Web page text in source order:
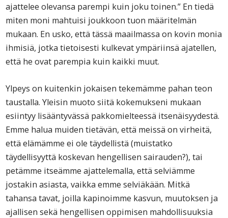
ajattelee olevansa parempi kuin joku toinen.” En tiedä
miten moni mahtuisi joukkoon tuon määritelmän
mukaan. En usko, että tässä maailmassa on kovin monia
ihmisiä, jotka tietoisesti kulkevat ympäriinsä ajatellen,
että he ovat parempia kuin kaikki muut.
Ylpeys on kuitenkin jokaisen tekemämme pahan teon
taustalla. Yleisin muoto siitä kokemukseni mukaan
esiintyy lisääntyvässä pakkomielteessä itsenäisyydestä.
Emme halua muiden tietävän, että meissä on virheitä,
että elämämme ei ole täydellistä (muistatko
täydellisyyttä koskevan hengellisen sairauden?), tai
petämme itseämme ajattelemalla, että selviämme
jostakin asiasta, vaikka emme selviäkään. Mitkä
tahansa tavat, joilla kapinoimme kasvun, muutoksen ja
ajallisen sekä hengellisen oppimisen mahdollisuuksia